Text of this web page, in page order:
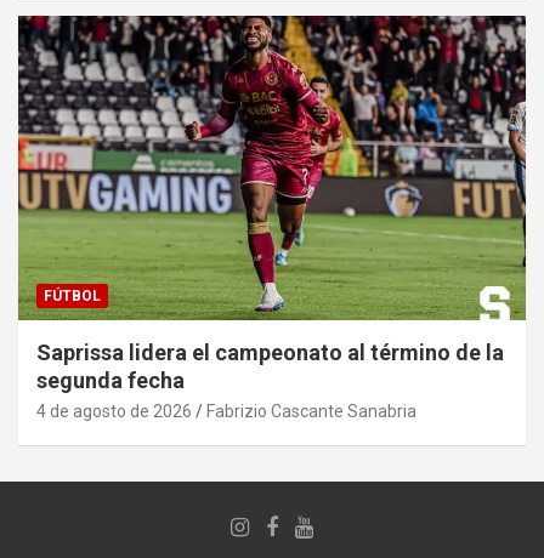
FÚTBOL
Saprissa lidera el campeonato al término de la
segunda fecha
4 de agosto de 2026 Fabrizio Cascante Sanabria